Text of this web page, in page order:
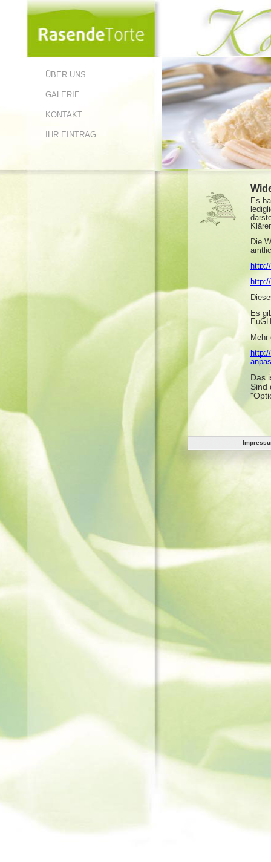
ÜBER UNS
GALERIE
KONTAKT
IHR EINTRAG
Es
Die
Es
Mehr
Das
Sind